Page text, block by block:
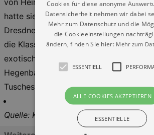
von Heinrich Kleist – Josef
hatte sie alle auf seinem Schreibtisch. In
Dresdner Haus, das er seit 1921
die Klassiker der Weltliteratur.
exotische Tiere im Zoo oder
Hegenbarth hauchte ihnen mit
Tuschestrichen Leben ein.
Quelle: Kulturkalender Dresden
Cookies für diese anonyme
Datensicherheit nehmen wir dabei
Mehr zum Datenschutz und die
die Cookieeinstellungen
ändern, finden Sie hier: Mehr zum
ESSENTIELL
ALLE COOKIES AKZEPTIEREN
ESSENTIELLE